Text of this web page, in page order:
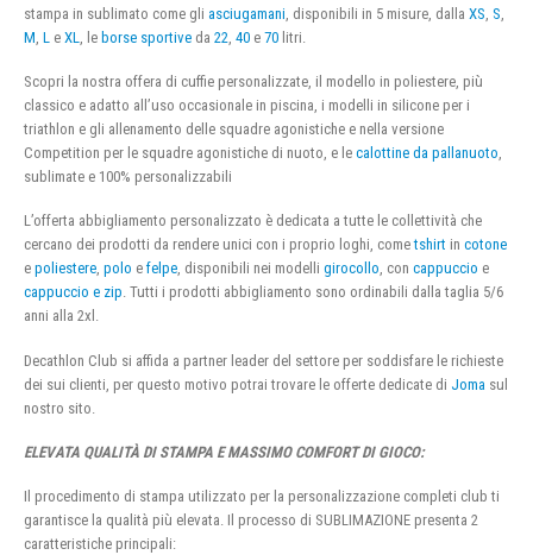
stampa in sublimato come gli asciugamani , disponibili in 5 misure, dalla XS S
M L e XL , le borse sportive da 22 40 e 70 litri.
Scopri la nostra offera di cuffie personalizzate, il modello in poliestere, più
classico e adatto all’uso occasionale in piscina, i modelli in silicone per i
triathlon e gli allenamento delle squadre agonistiche e nella versione
Competition per le squadre agonistiche di nuoto, e le calottine da pallanuoto,
sublimate e 100% personalizzabili
L’offerta abbigliamento personalizzato è dedicata a tutte le collettività che
cercano dei prodotti da rendere unici con i proprio loghi, cometshirt in cotone
e poliestere, polo e felpe, disponibili nei modelli girocollo, con cappuccio e
cappuccio e zip. Tutti i prodotti abbigliamento sono ordinabili dalla taglia 5/6
anni alla 2xl.
Decathlon Club si affida a partner leader del settore per soddisfare le richieste
dei sui clienti, per questo motivo potrai trovare le offerte dedicate di Joma sul
nostro sito.
ELEVATA QUALITÀ DI STAMPA E MASSIMO COMFORT DI GIOCO:
Il procedimento di stampa utilizzato per la personalizzazione completi club ti
garantisce la qualità più elevata. Il processo di SUBLIMAZIONE presenta 2
caratteristiche principali: